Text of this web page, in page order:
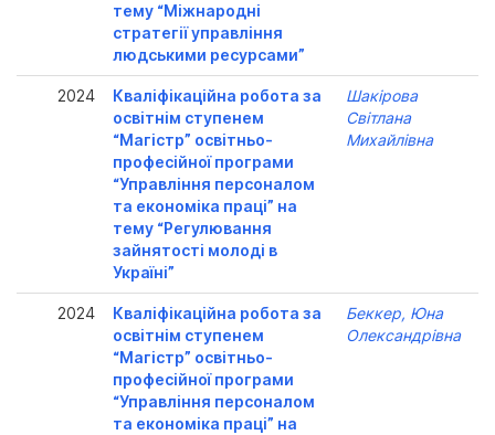
тему “Міжнародні
стратегії управління
людськими ресурсами”
2024
Кваліфікаційна робота за
освітнім ступенем
“Магістр” освітньо-
професійної програми
“Управління персоналом
та економіка праці” на
тему “Регулювання
зайнятості молоді в
Україні”
Шакірова
Світлана
Михайлівна
2024
Кваліфікаційна робота за
освітнім ступенем
“Магістр” освітньо-
професійної програми
“Управління персоналом
та економіка праці” на
Беккер, Юна
Олександрівна